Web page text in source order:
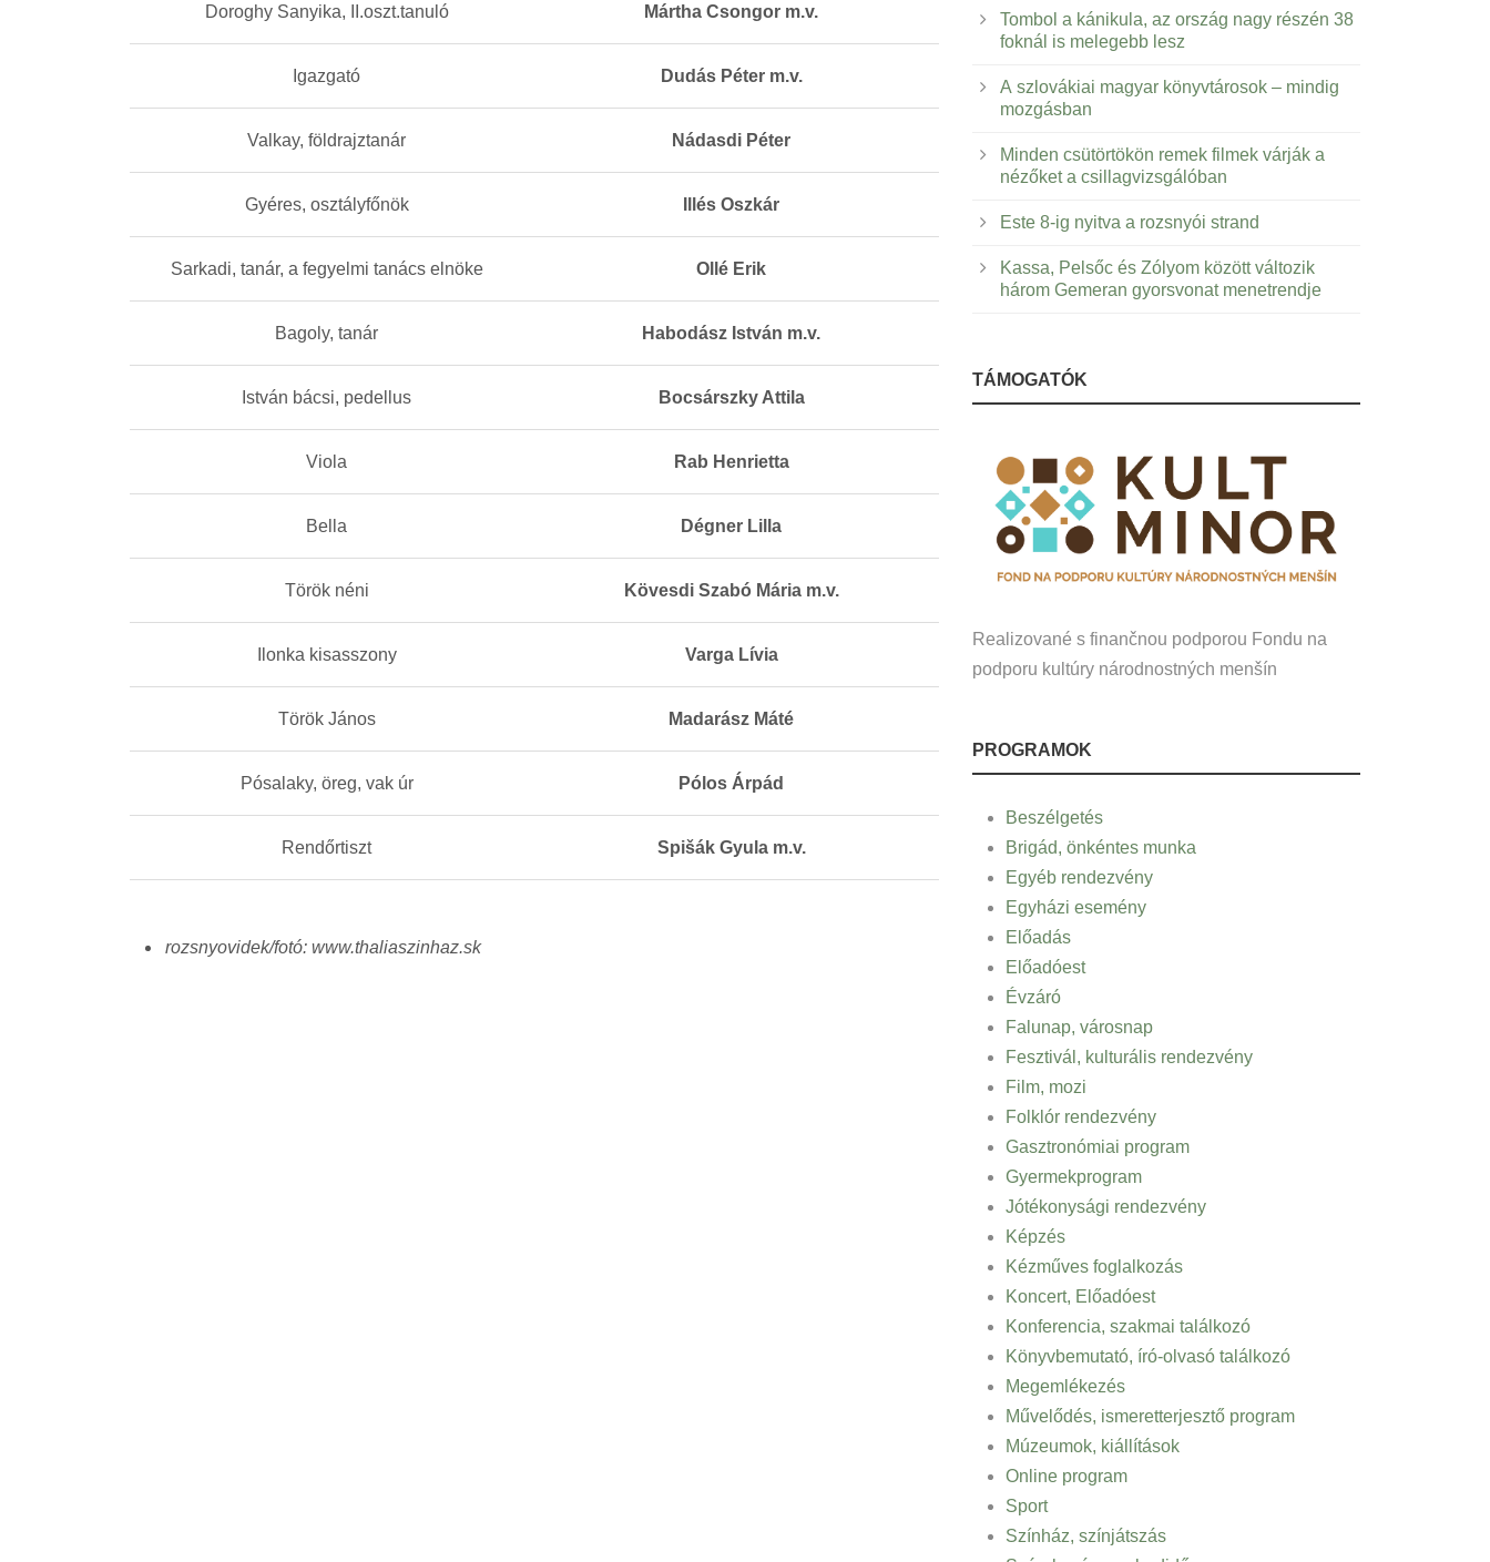
Doroghy Sanyika, II.oszt.tanuló Mártha Csongor m.v.
Igazgató Dudás Péter m.v.
Valkay, földrajztanár Nádasdi Péter
Gyéres, osztályfőnök Illés Oszkár
Sarkadi, tanár, a fegyelmi tanács elnöke Ollé Erik
Bagoly, tanár Habodász István m.v.
István bácsi, pedellus Bocsárszky Attila
Viola Rab Henrietta
Bella Dégner Lilla
Török néni Kövesdi Szabó Mária m.v.
Ilonka kisasszony Varga Lívia
Török János Madarász Máté
Pósalaky, öreg, vak úr Pólos Árpád
Rendőrtiszt Spišák Gyula m.v.
rozsnyovidek/fotó: www.thaliaszinhaz.sk
Tombol a kánikula, az ország nagy részén 38
foknál is melegebb lesz
A szlovákiai magyar könyvtárosok – mindig
mozgásban
Minden csütörtökön remek filmek várják a
nézőket a csillagvizsgálóban
Este 8-ig nyitva a rozsnyói strand
Kassa, Pelsőc és Zólyom között változik
három Gemeran gyorsvonat menetrendje
TÁMOGATÓK
Realizované s finančnou podporou Fondu na
podporu kultúry národnostných menšín
PROGRAMOK
Beszélgetés
Brigád, önkéntes munka
Egyéb rendezvény
Egyházi esemény
Előadás
Előadóest
Évzáró
Falunap, városnap
Fesztivál, kulturális rendezvény
Film, mozi
Folklór rendezvény
Gasztronómiai program
Gyermekprogram
Jótékonysági rendezvény
Képzés
Kézműves foglalkozás
Koncert, Előadóest
Konferencia, szakmai találkozó
Könyvbemutató, író-olvasó találkozó
Megemlékezés
Művelődés, ismeretterjesztő program
Múzeumok, kiállítások
Online program
Sport
Színház, színjátszás